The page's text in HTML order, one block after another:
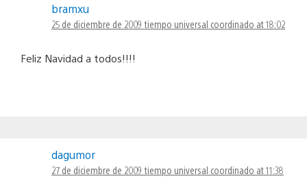
bramxu
25 de diciembre de 2009 tiempo universal coordinado at 18:02
Feliz Navidad a todos!!!!
dagumor
27 de diciembre de 2009 tiempo universal coordinado at 11:38